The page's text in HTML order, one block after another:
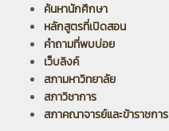
ค้นหานักศึกษา
หลักสูตรที่เปิดสอน
คำถามที่พบบ่อย
เว็บลิงค์
สภามหาวิทยาลัย
สภาวิชาการ
สภาคณาจารย์และข้าราชการ